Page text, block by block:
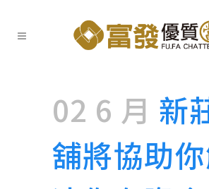
02 6 月 新
舖將協助